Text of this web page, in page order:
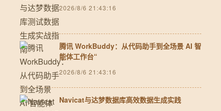
2026/8/6 21:43:16
腾讯 WorkBuddy：从代码助手到全场景 AI 智
能体工作台“
2026/8/6 21:43:16
Navicat与达梦数据库高效数据生成实践